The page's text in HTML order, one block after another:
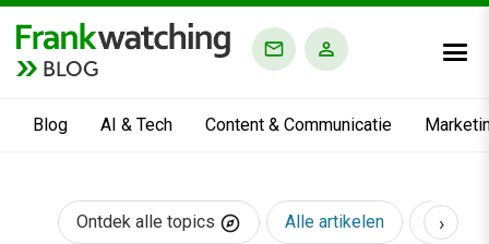
BLOG
Blog AI & Tech Content & Communicatie
Ontdek alle topics Alle artikelen AI &
›